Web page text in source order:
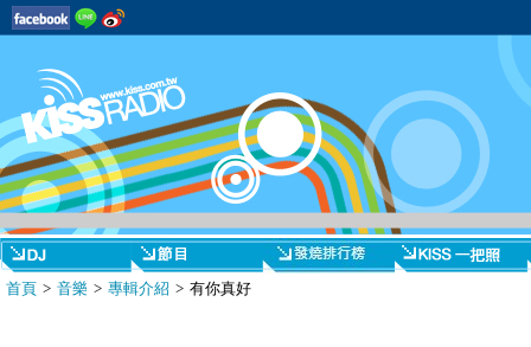
首頁 > 音樂 > 專輯介紹 > 有你真好